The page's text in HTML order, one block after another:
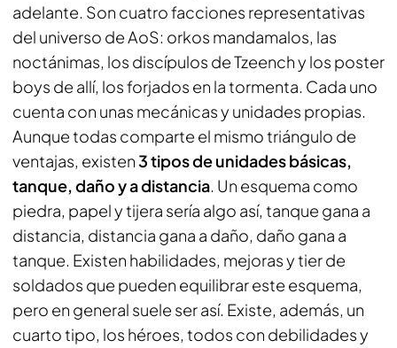
adelante. Son cuatro facciones representativas
del universo de AoS: orkos mandamalos, las
noctánimas, los discípulos de Tzeench y los poster
boys de allí, los forjados en la tormenta. Cada uno
cuenta con unas mecánicas y unidades propias.
Aunque todas comparte el mismo triángulo de
ventajas, existen3 tipos de unidades básicas,
tanque, daño y a distancia. Un esquema como
piedra, papel y tijera sería algo así, tanque gana a
distancia, distancia gana a daño, daño gana a
tanque. Existen habilidades, mejoras y tier de
soldados que pueden equilibrar este esquema,
pero en general suele ser así. Existe, además, un
cuarto tipo, los héroes, todos con debilidades y